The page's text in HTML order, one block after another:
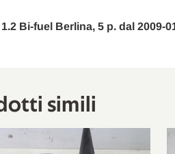
1.2 Bi-fuel Berlina, 5 p. dal 2009-
simili